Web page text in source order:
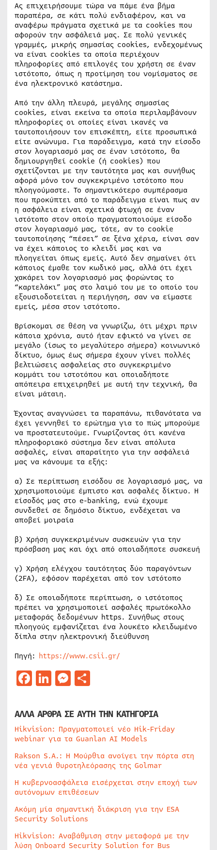
Ας επιχειρήσουμε τώρα να πάμε ένα βήμα
παραπέρα, σε κάτι πολύ ενδιαφέρον, και να
αναφέρω πράγματα σχετικά με τα cookies που
αφορούν την ασφάλειά μας. Σε πολύ γενικές
γραμμές, μικρής σημασίας cookies, ενδεχομένως
να είναι cookies τα οποία περιέχουν
πληροφορίες από επιλογές του χρήστη σε έναν
ιστότοπο, όπως η προτίμηση του νομίσματος σε
ένα ηλεκτρονικό κατάστημα.
Από την άλλη πλευρά, μεγάλης σημασίας
cookies, είναι εκείνα τα οποία περιλαμβάνουν
πληροφορίες οι οποίες είναι ικανές να
ταυτοποιήσουν τον επισκέπτη, είτε προσωπικά
είτε ανώνυμα. Για παράδειγμα, κατά την είσοδο
στον λογαριασμό μας σε έναν ιστότοπο, θα
δημιουργηθεί cookie (ή cookies) που
σχετίζονται με την ταυτότητα μας και συνήθως
αφορά μόνο τον συγκεκριμένο ιστότοπο που
πλοηγούμαστε. Το σημαντικότερο συμπέρασμα
που προκύπτει από το παράδειγμα είναι πως αν
η ασφάλεια είναι σχετικά φτωχή σε έναν
ιστότοπο στον οποίο πραγματοποιούμε είσοδο
στον λογαριασμό μας, τότε, αν το cookie
ταυτοποίησης “πέσει” σε ξένα χέρια, είναι σαν
να έχει κάποιος το κλειδί μας και να
πλοηγείται όπως εμείς. Αυτό δεν σημαίνει ότι
κάποιος έμαθε τον κωδικό μας, αλλά ότι έχει
χακάρει τον λογαριασμό μας φορώντας το
“καρτελάκι” μας στο λαιμό του με το οποίο του
εξουσιοδοτείται η περιήγηση, σαν να είμαστε
εμείς, μέσα στον ιστότοπο.
Βρίσκομαι σε θέση να γνωρίζω, ότι μέχρι πριν
κάποια χρόνια, αυτό ήταν εφικτό να γίνει σε
μεγάλο (ίσως το μεγαλύτερο σήμερα) κοινωνικό
δίκτυο, όμως έως σήμερα έχουν γίνει πολλές
βελτιώσεις ασφαλείας στο συγκεκριμένο
κομμάτι του ιστοτόπου και οποιαδήποτε
απόπειρα επιχειρηθεί με αυτή την τεχνική, θα
είναι μάταιη.
Έχοντας αναγνώσει τα παραπάνω, πιθανότατα να
έχει γεννηθεί το ερώτημα για το πώς μπορούμε
να προστατευτούμε. Γνωρίζοντας ότι κανένα
πληροφοριακό σύστημα δεν είναι απόλυτα
ασφαλές, είναι απαραίτητο για την ασφάλειά
μας να κάνουμε τα εξής:
α) Σε περίπτωση εισόδου σε λογαριασμό μας, να
χρησιμοποιούμε έμπιστο και ασφαλές δίκτυο. Η
είσοδός μας στο e-banking, ενώ έχουμε
συνδεθεί σε δημόσιο δίκτυο, ενδέχεται να
αποβεί μοιραία
β) Χρήση συγκεκριμένων συσκευών για την
πρόσβαση μας και όχι από οποιαδήποτε συσκευή
γ) Χρήση ελέγχου ταυτότητας δύο παραγόντων
(2FA), εφόσον παρέχεται από τον ιστότοπο
δ) Σε οποιαδήποτε περίπτωση, ο ιστότοπος
πρέπει να χρησιμοποιεί ασφαλές πρωτόκολλο
μεταφοράς δεδομένων https. Συνήθως στους
πλοηγούς εμφανίζεται ένα λουκέτο κλειδωμένο
δίπλα στην ηλεκτρονική διεύθυνση
Πηγή: https://www.csii.gr/
Facebook
LinkedIn
Messenger
ΑΛΛΑ ΑΡΘΡΑ ΣΕ ΑΥΤΗ ΤΗΝ ΚΑΤΗΓΟΡΙΑ
Hikvision: Πραγματοποιεί νέο Hik-Friday
webinar για τα Guanlan AI Models
Rakson S.A.: Η Μούρθια ανοίγει την πόρτα στη
νέα γενιά θυροτηλεόρασης της Golmar
Η κυβερνοασφάλεια εισέρχεται στην εποχή των
αυτόνομων επιθέσεων
Ακόμη μία σημαντική διάκριση για την ESA
Security Solutions
Hikvision: Αναβάθμιση στην μεταφορά με την
λύση Onboard Security Solution for Bus